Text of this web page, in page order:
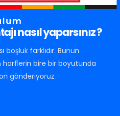
nasıl yaparsınız ?
boşluk farklıdır. Bunun
bire bir boyutunda
gönderiyoruz.